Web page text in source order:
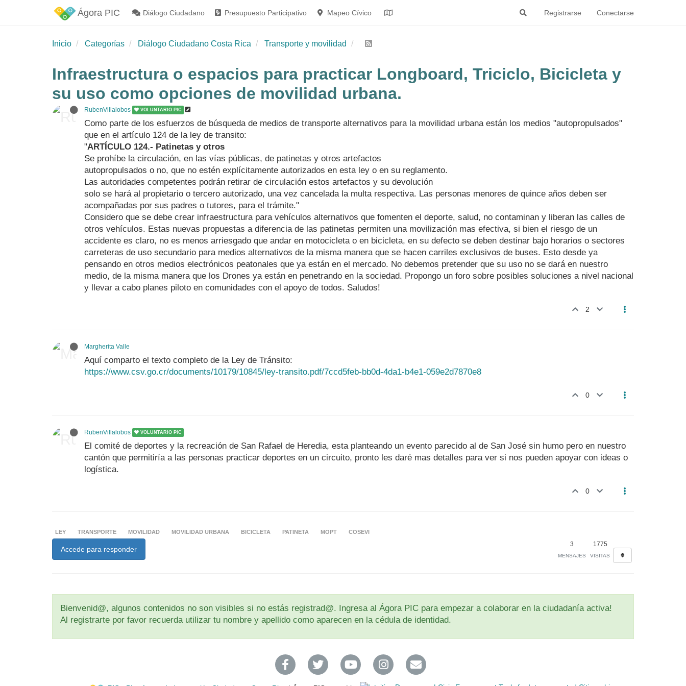
Ágora PIC Registrarse Conectarse
Diálogo Ciudadano Presupuesto Participativo Mapeo Cívico
Inicio Categorías Diálogo Ciudadano Costa Rica Transporte y movilidad
Infraestructura o espacios para practicar Longboard, Triciclo, Bicicleta y
su uso como opciones de movilidad urbana.
RubenVillalobos VOLUNTARIO PIC
Como parte de los esfuerzos de búsqueda de medios de transporte alternativos para la movilidad urbana están los medios "autopropulsados"
que en el artículo 124 de la ley de transito:
"ARTÍCULO 124.- Patinetas y otros
Se prohíbe la circulación, en las vías públicas, de patinetas y otros artefactos
autopropulsados o no, que no estén explícitamente autorizados en esta ley o en su reglamento.
Las autoridades competentes podrán retirar de circulación estos artefactos y su devolución
solo se hará al propietario o tercero autorizado, una vez cancelada la multa respectiva. Las personas menores de quince años deben ser
acompañadas por sus padres o tutores, para el trámite."
Considero que se debe crear infraestructura para vehículos alternativos que fomenten el deporte, salud, no contaminan y liberan las calles de
otros vehículos. Estas nuevas propuestas a diferencia de las patinetas permiten una movilización mas efectiva, si bien el riesgo de un
accidente es claro, no es menos arriesgado que andar en motocicleta o en bicicleta, en su defecto se deben destinar bajo horarios o sectores
carreteras de uso secundario para medios alternativos de la misma manera que se hacen carriles exclusivos de buses. Esto desde ya
pensando en otros medios electrónicos peatonales que ya están en el mercado. No debemos pretender que su uso no se dará en nuestro
medio, de la misma manera que los Drones ya están en penetrando en la sociedad. Propongo un foro sobre posibles soluciones a nivel nacional
y llevar a cabo planes piloto en comunidades con el apoyo de todos. Saludos!
2
Margherita Valle
Aquí comparto el texto completo de la Ley de Tránsito:
https://www.csv.go.cr/documents/10179/10845/ley-transito.pdf/7ccd5feb-bb0d-4da1-b4e1-059e2d7870e8
0
RubenVillalobos VOLUNTARIO PIC
El comité de deportes y la recreación de San Rafael de Heredia, esta planteando un evento parecido al de San José sin humo pero en nuestro
cantón que permitiría a las personas practicar deportes en un circuito, pronto les daré mas detalles para ver si nos pueden apoyar con ideas o
logística.
0
LEY TRANSPORTE MOVILIDAD MOVILIDAD URBANA BICICLETA PATINETA MOPT COSEVI
Accede para responder
3
MENSAJES
1775
VISITAS
Bienvenid@, algunos contenidos no son visibles si no estás registrad@. Ingresa al Ágora PIC para empezar a colaborar en la ciudadanía activa!
Al registrarte por favor recuerda utilizar tu nombre y apellido como aparecen en la cédula de identidad.